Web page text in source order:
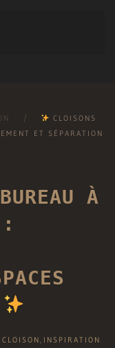
CLOISONS
ET SÉPARATION
À
:
CLOISON , INSPIRATION